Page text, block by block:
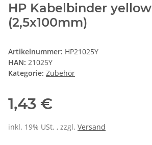
HP Kabelbinder yellow
(2,5x100mm)
Artikelnummer: HP21025Y
HAN: 21025Y
Kategorie: Zubehör
1,43 €
inkl. 19% USt. , zzgl. Versand